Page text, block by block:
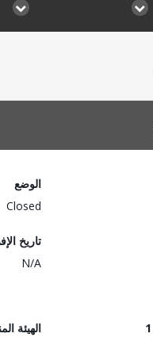
الوضع
Closed
تاريخ
N/A
1
الهيئة